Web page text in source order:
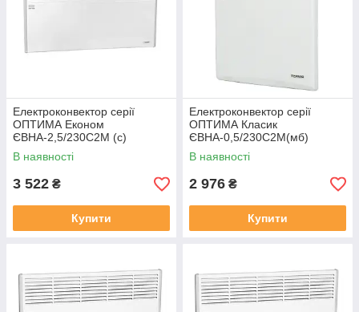
Електроконвектор серії
ОПТИМА Економ
ЄВНА-2,5/230С2М (с)
В наявності
3 522 ₴
Купити
Електроконвектор серії
ОПТИМА Класик
ЄВНА-0,5/230С2М(мб)
В наявності
2 976 ₴
Купити